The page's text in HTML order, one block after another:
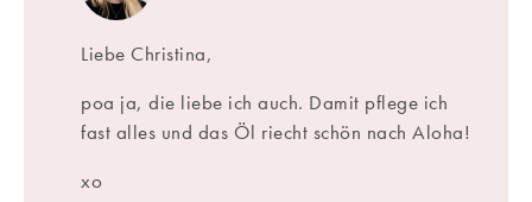
Liebe Christina,
poa ja, die liebe ich auch. Damit pflege ich
fast alles und das Öl riecht schön nach Aloha!
xo